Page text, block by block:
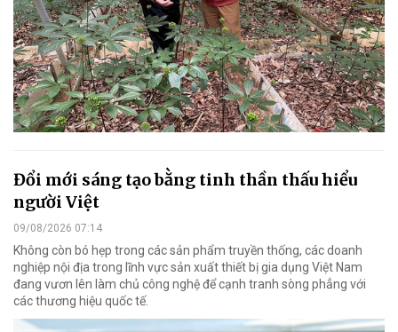
Đổi mới sáng tạo bằng tinh thần thấu hiểu
người Việt
09/08/2026 07:14
Không còn bó hẹp trong các sản phẩm truyền thống, các doanh
nghiệp nội địa trong lĩnh vực sản xuất thiết bị gia dụng Việt Nam
đang vươn lên làm chủ công nghệ để cạnh tranh sòng phẳng với
các thương hiệu quốc tế.